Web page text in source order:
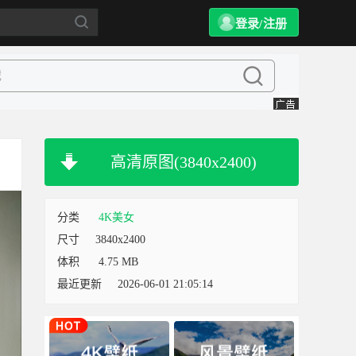
登录/注册
高清原图(3840x2400)
分类
4K美女
尺寸
3840x2400
体积
4.75 MB
最近更新
2026-06-01 21:05:14